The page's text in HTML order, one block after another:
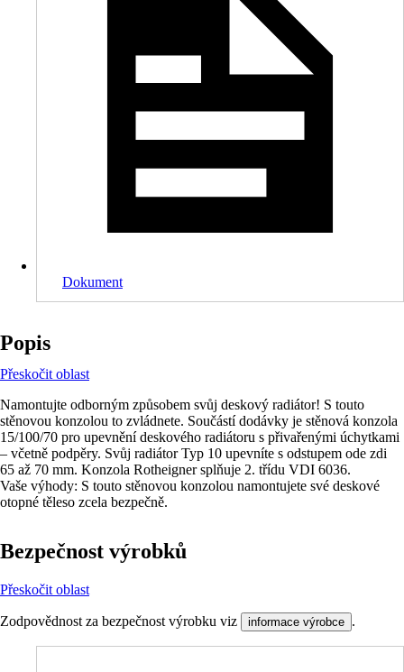
Dokument
Popis
Přeskočit oblast
Namontujte odborným způsobem svůj deskový radiátor! S touto
stěnovou konzolou to zvládnete. Součástí dodávky je stěnová konzola
15/100/70 pro upevnění deskového radiátoru s přivařenými úchytkami
– včetně podpěry. Svůj radiátor Typ 10 upevníte s odstupem ode zdi
65 až 70 mm. Konzola Rotheigner splňuje 2. třídu VDI 6036.
Vaše výhody: S touto stěnovou konzolou namontujete své deskové
otopné těleso zcela bezpečně.
Bezpečnost výrobků
Přeskočit oblast
Zodpovědnost za bezpečnost výrobku viz informace výrobce .